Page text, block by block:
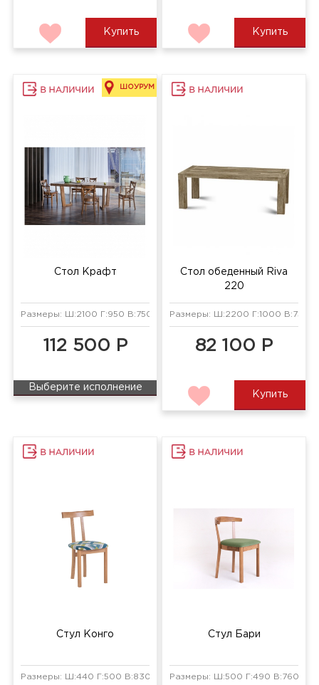
Купить Купить
ШОУРУМ
Стол Крафт
Размеры: Ш:2100 Г:950 В:750 мм
112 500 Р
Выберите исполнение
Стол обеденный Riva
220
Размеры: Ш:2200 Г:1000 В:750
82 100 Р
Купить
Стул Конго
Размеры: Ш:440 Г:500 В:830 мм
Стул Бари
Размеры: Ш:500 Г:490 В:760 мм